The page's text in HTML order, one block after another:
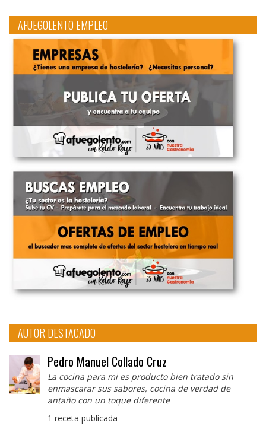
AFUEGOLENTO EMPLEO
AUTOR DESTACADO
Pedro Manuel Collado Cruz
La cocina para mi es producto bien tratado sin
enmascarar sus sabores, cocina de verdad de
antaño con un toque diferente
1 receta publicada